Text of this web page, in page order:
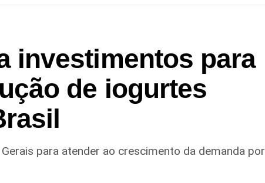
investimentos para
de iogurtes
para atender ao crescimento da demanda por